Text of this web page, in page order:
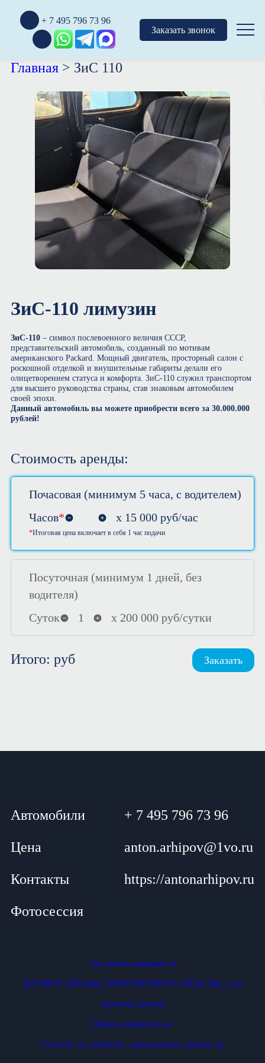
+ 7 495 796 73 96
Заказать звонок
Главная > ЗиС 110
ЗиС-110 лимузин
ЗиС-110 – символ послевоенного величия СССР,
представительский автомобиль, созданный по мотивам
американского Packard. Мощный двигатель, просторный салон с
роскошной отделкой и внушительные габариты делали его
олицетворением статуса и комфорта. ЗиС-110 служил транспортом
для высшего руководства страны, став знаковым автомобилем
своей эпохи.
Данный автомобиль вы можете приобрести всего за 30.000.000
рублей!
Стоимость аренды:
Почасовая (минимум 5 часа, с водителем)
Часов* х 15 000 руб/час
Итоговая цена включает в себя 1 час подачи
Посуточная (минимум 1 дней, без
водителя)
Суток
1 х 200 000 руб/сутки
Итого: руб Заказать
Автомобили
Цена
Контакты
Фотосессия
+ 7 495 796 73 96
anton.arhipov@1vo.ru
https://antonarhipov.ru
Акт приема передачи ок
ДОГОВОР_АРЕНДЫ_ТРАНСПОРТНОГО_СРЕДСТВА_2_ок
обработка данных
Оферта для физлиц ок
Согласие_на_обработку_персональных_данных_ок